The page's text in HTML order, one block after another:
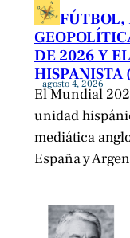
FÚTBOL,
DE 2026 Y
HISPANISTA
agosto 4, 2026
El Mundial
unidad
mediática
España y